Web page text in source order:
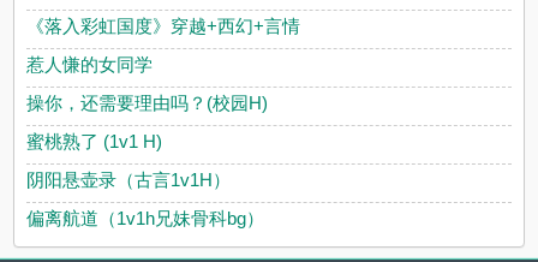
《落入彩虹国度》穿越+西幻+言情
惹人慊的女同学
操你，还需要理由吗？(校园H)
蜜桃熟了 (1v1 H)
阴阳悬壶录（古言1v1H）
偏离航道（1v1h兄妹骨科bg）